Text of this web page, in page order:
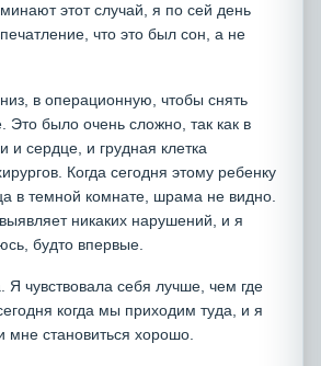
этот случай, я по сей день
что это был сон, а не
в операционную, чтобы снять
Это было очень сложно, так как в
и сердце, и грудная клетка
Когда сегодня этому ребенку
в темной комнате, шрама не видно.
никаких нарушений, и я
будто впервые.
чувствовала себя лучше, чем где
когда мы приходим туда, и я
мне становиться хорошо.